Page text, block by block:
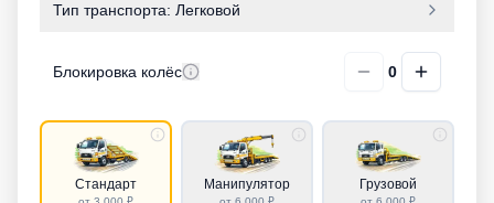
Тип транспорта: Легковой
Блокировка колёс 0
Стандарт Манипулятор Грузовой